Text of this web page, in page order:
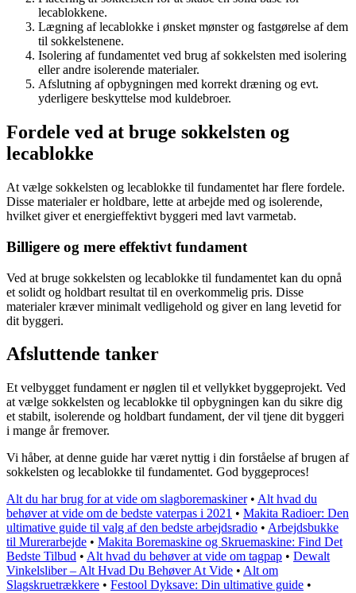
lecablokkene.
Lægning af lecablokke i ønsket mønster og fastgørelse af dem
til sokkelstenene.
Isolering af fundamentet ved brug af sokkelsten med isolering
eller andre isolerende materialer.
Afslutning af opbygningen med korrekt dræning og evt.
yderligere beskyttelse mod kuldebroer.
Fordele ved at bruge sokkelsten og
lecablokke
At vælge sokkelsten og lecablokke til fundamentet har flere fordele.
Disse materialer er holdbare, lette at arbejde med og isolerende,
hvilket giver et energieffektivt byggeri med lavt varmetab.
Billigere og mere effektivt fundament
Ved at bruge sokkelsten og lecablokke til fundamentet kan du opnå
et solidt og holdbart resultat til en overkommelig pris. Disse
materialer kræver minimalt vedligehold og giver en lang levetid for
dit byggeri.
Afsluttende tanker
Et velbygget fundament er nøglen til et vellykket byggeprojekt. Ved
at vælge sokkelsten og lecablokke til opbygningen kan du sikre dig
et stabilt, isolerende og holdbart fundament, der vil tjene dit byggeri
i mange år fremover.
Vi håber, at denne guide har været nyttig i din forståelse af brugen af
sokkelsten og lecablokke til fundamentet. God byggeproces!
Alt du har brug for at vide om slagboremaskiner• Alt hvad du
behøver at vide om de bedste vaterpas i 2021 • Makita Radioer: Den
ultimative guide til valg af den bedste arbejdsradio • Arbejdsbukke
til Murerarbejde • Makita Boremaskine og Skruemaskine: Find Det
Bedste Tilbud • Alt hvad du behøver at vide om tagpap • Dewalt
Vinkelsliber – Alt Hvad Du Behøver At Vide • Alt om
Slagskruetrækkere • Festool Dyksave: Din ultimative guide •